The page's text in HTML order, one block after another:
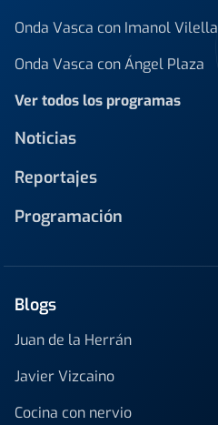
Onda Vasca con Imanol Vilella
Onda Vasca con Ángel Plaza
Ver todos los programas
Noticias
Reportajes
Programación
Blogs
Juan de la Herrán
Javier Vizcaino
Cocina con nervio